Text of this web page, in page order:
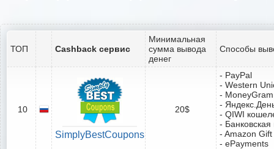
ТОП Cashback сервис
Минимальная
сумма вывода
денег
Способы
10
SimplyBestCoupons
20$
- PayPal
- Western
- MoneyGram
-
- QIWI
-
- Amazon
- ePayments